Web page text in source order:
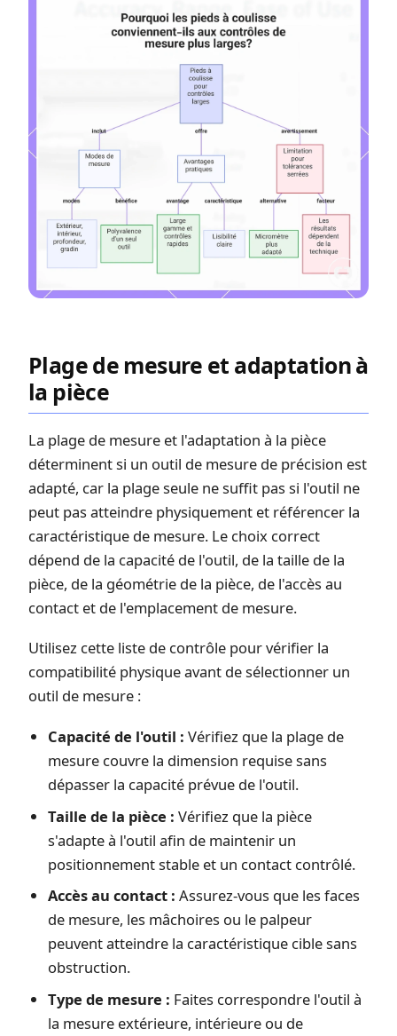
Plage de mesure et adaptation à
la pièce
La plage de mesure et l'adaptation à la pièce
déterminent si un outil de mesure de précision est
adapté, car la plage seule ne suffit pas si l'outil ne
peut pas atteindre physiquement et référencer la
caractéristique de mesure. Le choix correct
dépend de la capacité de l'outil, de la taille de la
pièce, de la géométrie de la pièce, de l'accès au
contact et de l'emplacement de mesure.
Utilisez cette liste de contrôle pour vérifier la
compatibilité physique avant de sélectionner un
outil de mesure :
Capacité de l'outil : Vérifiez que la plage de
mesure couvre la dimension requise sans
dépasser la capacité prévue de l'outil.
Taille de la pièce : Vérifiez que la pièce
s'adapte à l'outil afin de maintenir un
positionnement stable et un contact contrôlé.
Accès au contact : Assurez-vous que les faces
de mesure, les mâchoires ou le palpeur
peuvent atteindre la caractéristique cible sans
obstruction.
Type de mesure : Faites correspondre l'outil à
la mesure extérieure, intérieure ou de